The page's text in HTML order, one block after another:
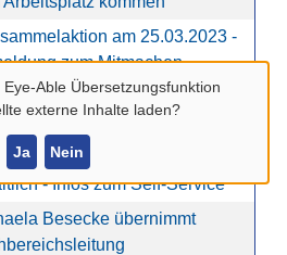
Eye-Able Übersetzungsfunktion
externe Inhalte laden?
Ja Nein
am 25.03.2023 -
zum Mitmachen
Service durch Digitalisierung
2023 ab sofort
- Infos zum Self-Service
Besecke übernimmt